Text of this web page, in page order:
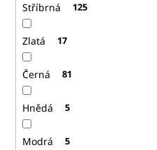
Stříbrná 125
Zlatá 17
Černá 81
Hnědá 5
Modrá 5